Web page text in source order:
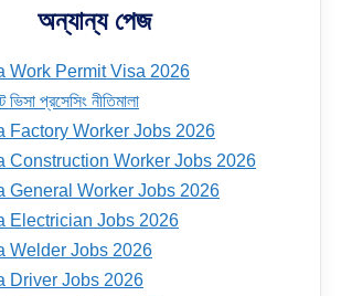
অন্যান্য পেজ
Work Permit Visa 2026
ভিসা প্রসেসিং নীতিমালা
Factory Worker Jobs 2026
Construction Worker Jobs 2026
General Worker Jobs 2026
Electrician Jobs 2026
Welder Jobs 2026
Driver Jobs 2026